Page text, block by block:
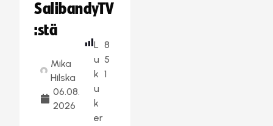
SalibandyTV
:stä
Mika
Hilska
06.08.
2026
L
u
k
u
k
er
8
5
1